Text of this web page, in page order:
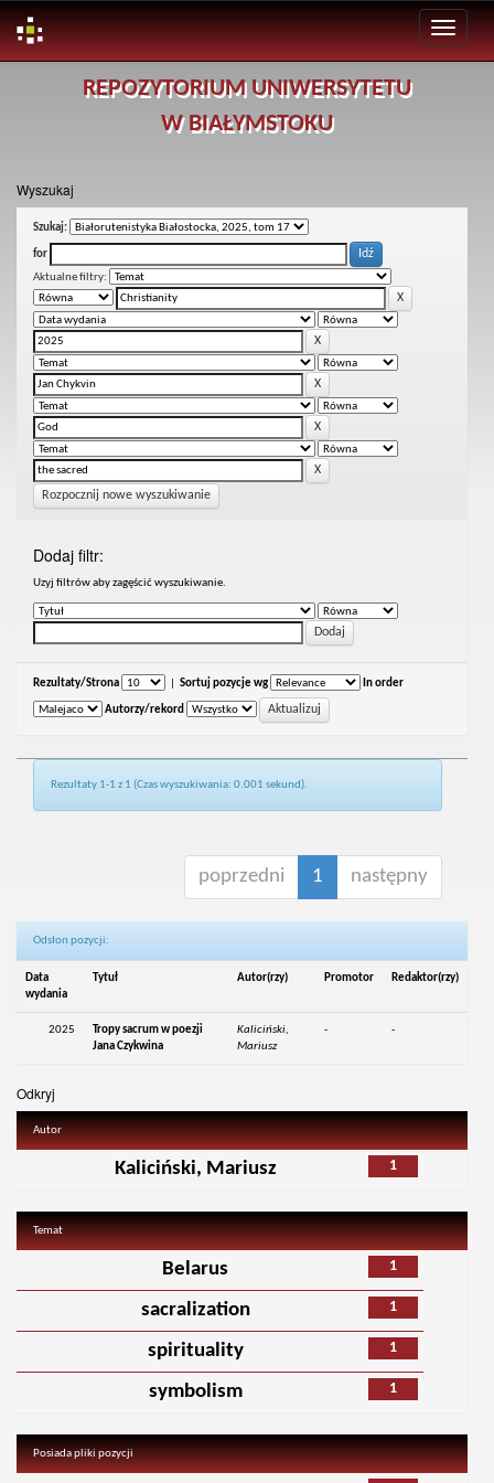
REPOZYTORIUM UNIWERSYTETU
W BIAŁYMSTOKU
Wyszukaj
Szukaj:
for
Aktualne filtry:
Rozpocznij nowe wyszukiwanie
Dodaj filtr:
Uzyj filtrów aby zagęścić wyszukiwanie.
Rezultaty/Strona Sortuj pozycje wg In order
Autorzy/rekord
Rezultaty 1-1 z 1 (Czas wyszukiwania: 0.001 sekund).
poprzedni 1 następny
Odsłon pozycji:
Data
wydania
Tytuł Autor(rzy) Promotor Redaktor(rzy)
2025
Tropy sacrum w poezji
Jana Czykwina
Kaliciński,
Mariusz
- -
Odkryj
Autor
1
Kaliciński, Mariusz
Temat
1
Belarus
1
sacralization
1
spirituality
1
symbolism
Posiada pliki pozycji